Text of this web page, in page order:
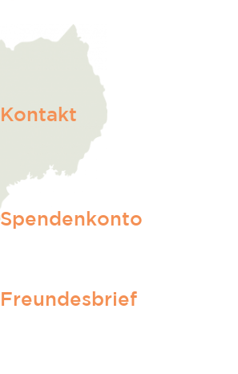
Kontakt
Spendenkonto
Freundesbrief